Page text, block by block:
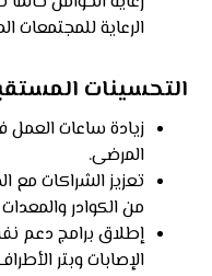
الرعاية للمجتمعات
التحسينات
زيادة ساعات العمل
المرضى.
تعزيز الشراكات مع
من الكوادر
إطلاق برامج دعم
الإصابات وبتر